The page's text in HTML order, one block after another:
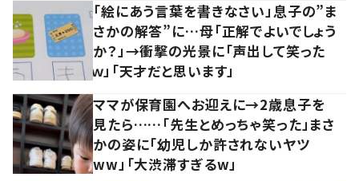
「絵にあう言葉を書きなさい」息子の”ま
さかの解答”に…母「正解でよいでしょう
か？」→衝撃の光景に「声出して笑った
ｗ」「天才だと思います」
ママが保育園へお迎えに→2歳息子を
見たら……「先生とめっちゃ笑った」まさ
かの姿に「幼児しか許されないヤツ
ww」「大渋滞すぎるw」